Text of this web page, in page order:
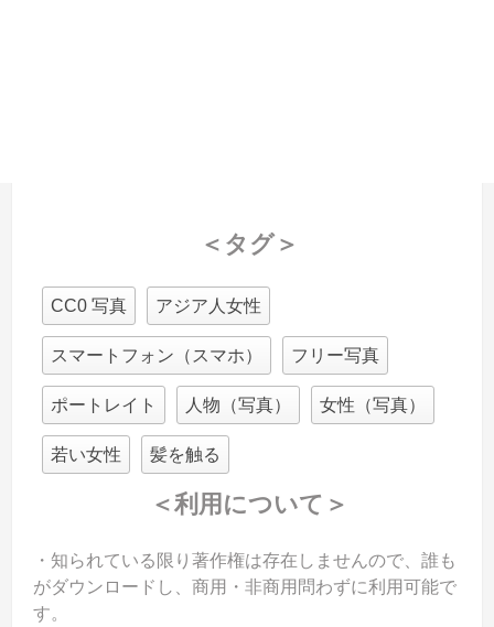
＜タグ＞
CC0 写真 アジア人女性
スマートフォン（スマホ） フリー写真
ポートレイト 人物（写真） 女性（写真）
若い女性 髪を触る
＜利用について＞
・知られている限り著作権は存在しませんので、誰も
がダウンロードし、商用・非商用問わずに利用可能で
す。